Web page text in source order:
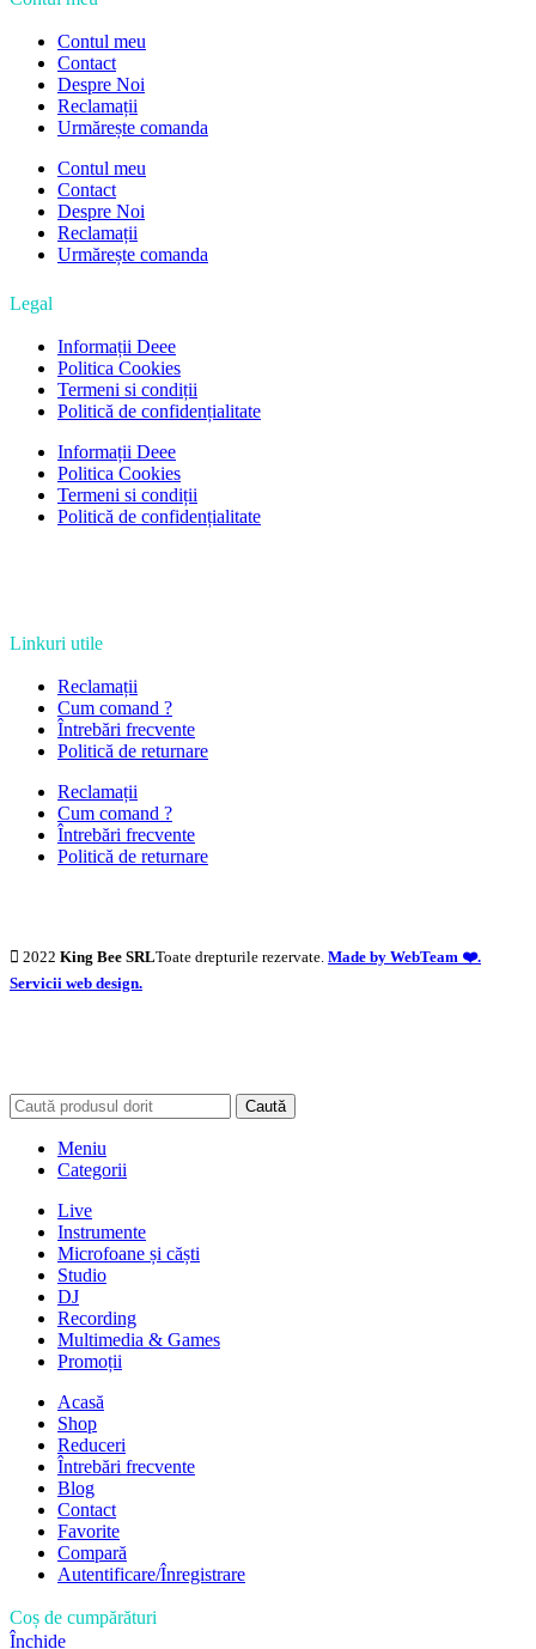
Contul meu
Contact
Despre Noi
Reclamații
Urmărește comanda
Contul meu
Contact
Despre Noi
Reclamații
Urmărește comanda
Legal
Informații Deee
Politica Cookies
Termeni si condiții
Politică de confidențialitate
Informații Deee
Politica Cookies
Termeni si condiții
Politică de confidențialitate
Linkuri utile
Reclamații
Cum comand ?
Întrebări frecvente
Politică de returnare
Reclamații
Cum comand ?
Întrebări frecvente
Politică de returnare
2022 King Bee SRLToate drepturile rezervate. Made by WebTeam ❤️.
Servicii web design.
Caută
Meniu
Categorii
Live
Instrumente
Microfoane și căști
Studio
DJ
Recording
Multimedia & Games
Promoții
Acasă
Shop
Reduceri
Întrebări frecvente
Blog
Contact
Favorite
Compară
Autentificare/Înregistrare
Coș de cumpărături
Închide